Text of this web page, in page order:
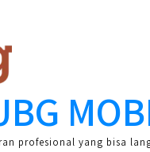
profesional yang bisa